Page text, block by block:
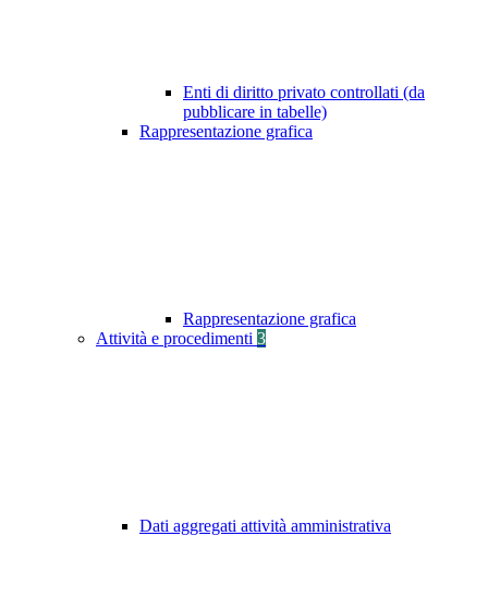
Enti di diritto privato controllati (da
pubblicare in tabelle)
Rappresentazione grafica
Rappresentazione grafica
Attività e procedimenti 3
Dati aggregati attività amministrativa